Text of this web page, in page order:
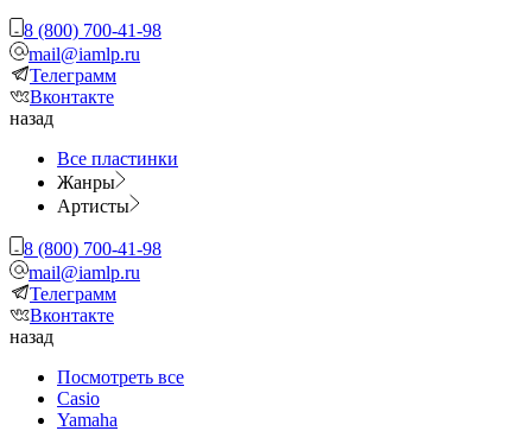
8 (800) 700-41-98
mail@iamlp.ru
Телеграмм
Вконтакте
назад
Все пластинки
Жанры
Артисты
8 (800) 700-41-98
mail@iamlp.ru
Телеграмм
Вконтакте
назад
Посмотреть все
Casio
Yamaha